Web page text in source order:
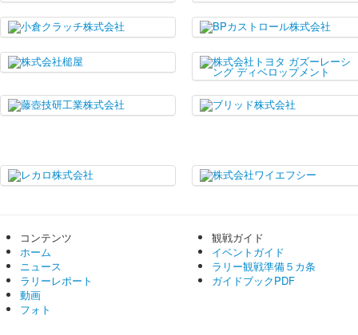
コンテンツ
ホーム
ニュース
ラリーレポート
動画
フォト
観戦ガイド
イベントガイド
ラリー観戦準備５カ条
ガイドブックPDF